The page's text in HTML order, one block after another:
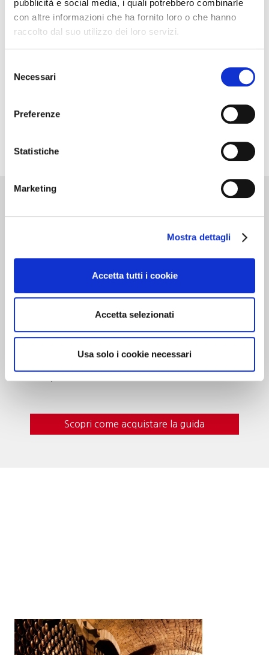
pubblicità e social media, i quali potrebbero combinarle
con altre informazioni che ha fornito loro o che hanno
raccolto dal suo utilizzo dei loro servizi.
delNecessari
Preferenze
Statistiche
Marketing
Mostra dettagli
Accetta tutti i cookie
Accetta selezionati
Usa solo i cookie necessari
Cantine d’Italia
Milano 3 Dicembre
Dedicato alle cantine che …”valgono il
curiosità, eventi da vivere e i vini da gustare in
cantina. In questa edizione nuove segnalazioni
Scopri come acquistare la guida